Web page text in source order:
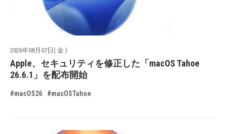
2026年08月07日( 金 )
Apple、セキュリティを修正した「macOS Tahoe
26.6.1」を配布開始
#macOS26 #macOSTahoe